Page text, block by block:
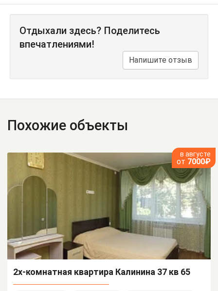
Отдыхали здесь? Поделитесь
впечатлениями!
Напишите отзыв
Похожие объекты
в августе
от 7000₽
2х-комнатная квартира Калинина 37 кв 65